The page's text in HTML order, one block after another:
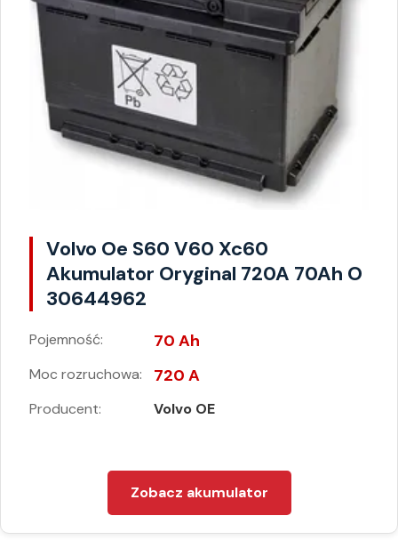
Volvo Oe S60 V60 Xc60
Akumulator Oryginal 720A 70Ah O
30644962
Pojemność: 70 Ah
Moc rozruchowa: 720 A
Producent: Volvo OE
Zobacz akumulator